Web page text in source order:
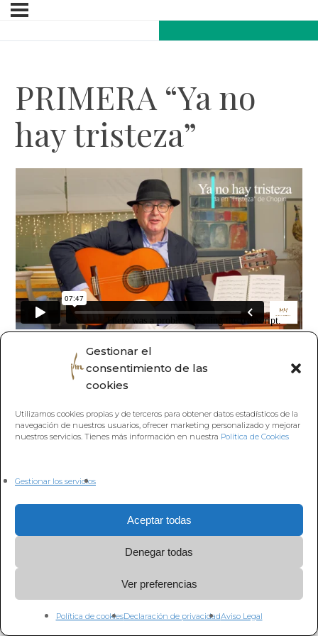
Gestionar el
consentimiento de las
cookies
Utilizamos cookies propias y de terceros para obtener datos estadísticos de la
navegación de nuestros usuarios, ofrecer marketing personalizado y mejorar
nuestros servicios. Tienes más información en nuestra Política de Cookies
Gestionar los servicios
Aceptar todas
Denegar todas
Ver preferencias
Política de cookiesDeclaración de privacidadAviso Legal
PRIMERA “Ya no
hay tristeza”
Volver a la Lección